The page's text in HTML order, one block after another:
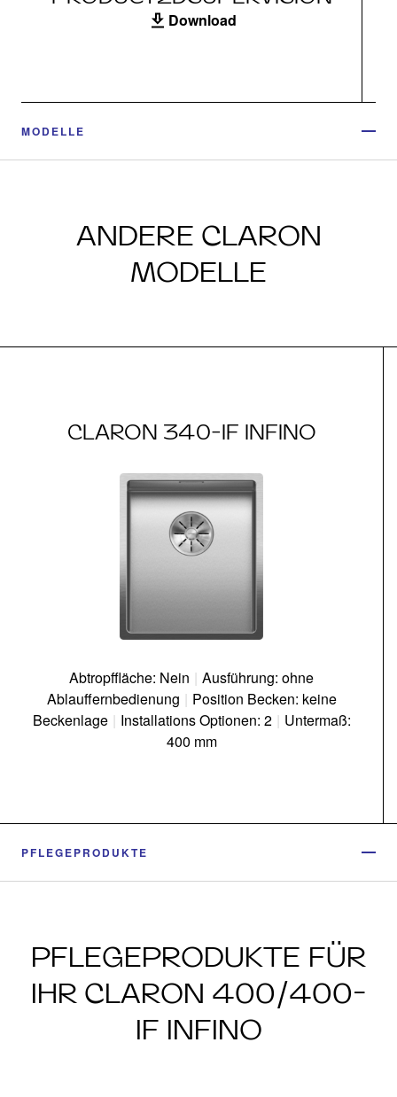
Download
MODELLE
ANDERE CLARON
MODELLE
CLARON 340-IF INFINO
Abtropffläche: Nein | Ausführung: ohne
Ablauffernbedienung | Position Becken: keine
Beckenlage | Installations Optionen: 2 | Untermaß:
400 mm
PFLEGEPRODUKTE
PFLEGEPRODUKTE FÜR
IHR CLARON 400/400-
IF INFINO